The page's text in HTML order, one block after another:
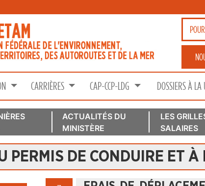
CARRIÈRES CAP-CCP-LDG DOSSIERS À LA
ACTUALITÉS DU
MINISTÈRE
LES
SALAIRES
PERMIS DE CONDUIRE ET